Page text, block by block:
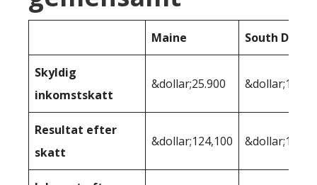
Maine South
Skyldig
inkomstskatt
&dollar;25.900
Resultat efter
skatt
&dollar;124,100